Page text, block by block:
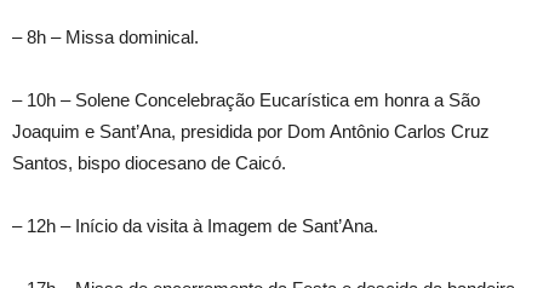
– 8h – Missa dominical.
– 10h – Solene Concelebração Eucarística em honra a São
Joaquim e Sant’Ana, presidida por Dom Antônio Carlos Cruz
Santos, bispo diocesano de Caicó.
– 12h – Início da visita à Imagem de Sant’Ana.